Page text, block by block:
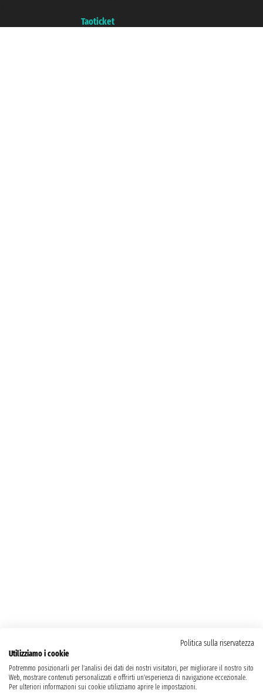
Taoticket
Politica sulla riservatezza
Utilizziamo i cookie
Potremmo posizionarli per l'analisi dei dati dei nostri visitatori, per migliorare il nostro sito
Web, mostrare contenuti personalizzati e offrirti un'esperienza di navigazione eccezionale.
Per ulteriori informazioni sui cookie utilizziamo aprire le impostazioni.